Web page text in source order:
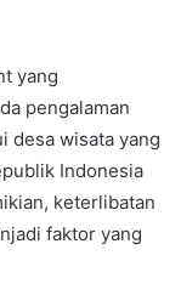
yang
pengalaman
desa wisata yang
Indonesia
keterlibatan
faktor yang